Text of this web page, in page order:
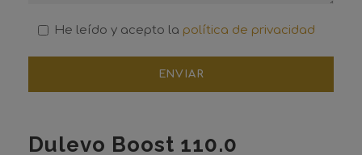
He leído y acepto la política de privacidad
Dulevo Boost 110.0